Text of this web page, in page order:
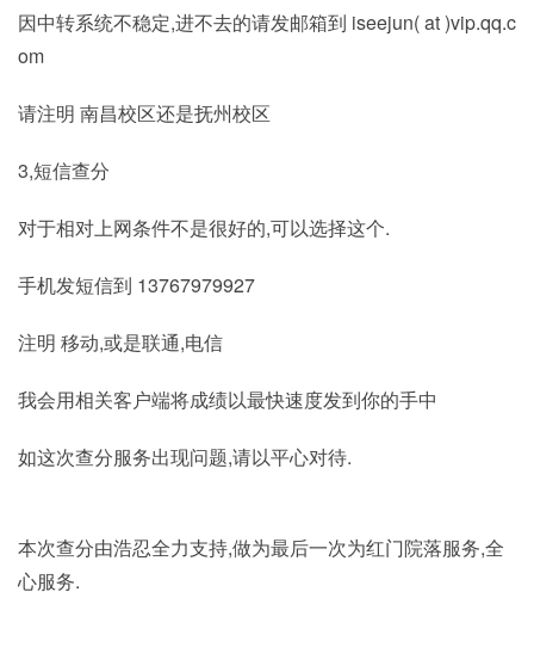
因中转系统不稳定,进不去的请发邮箱到 iseejun( at )vip.qq.c
om
请注明 南昌校区还是抚州校区
3,短信查分
对于相对上网条件不是很好的,可以选择这个.
手机发短信到 13767979927
注明 移动,或是联通,电信
我会用相关客户端将成绩以最快速度发到你的手中
如这次查分服务出现问题,请以平心对待.
本次查分由浩忍全力支持,做为最后一次为红门院落服务,全
心服务.